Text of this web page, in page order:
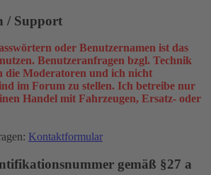
/ Support
oder Benutzernamen ist das
Benutzeranfragen bzgl. Technik
die Moderatoren und ich nicht
im Forum zu stellen. Ich betreibe nur
Handel mit Fahrzeugen, Ersatz- oder
Kontaktformular
gemäß §27 a